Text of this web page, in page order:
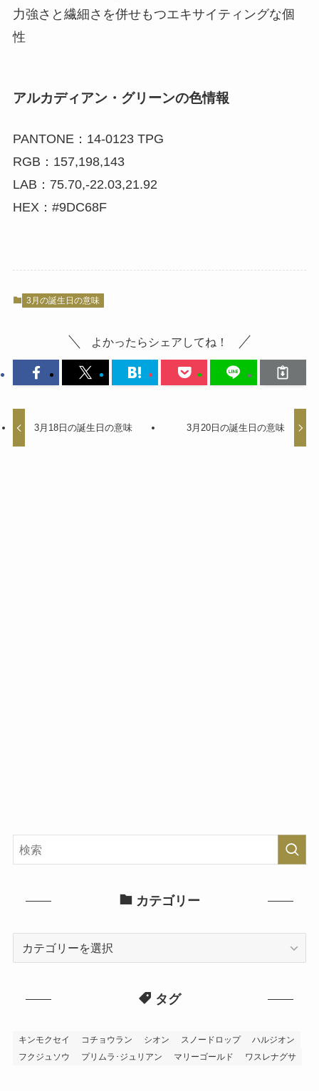
力強さと繊細さを併せもつエキサイティングな個
性
アルカディアン・グリーンの色情報
PANTONE：14-0123 TPG
RGB：157,198,143
LAB：75.70,-22.03,21.92
HEX：#9DC68F
3月の誕生日の意味
よかったらシェアしてね！
3月18日の誕生日の意味 3月20日の誕生日の意味
カテゴリー
タグ
キンモクセイ コチョウラン シオン スノードロップ
ハルジオン
フクジュソウ
プリムラ･ジュリアン マリーゴールド ワスレナグサ